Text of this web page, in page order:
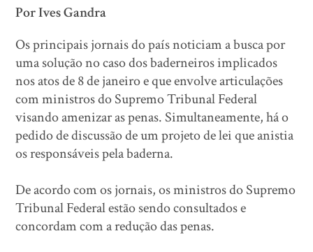
Por Ives Gandra
Os principais jornais do país noticiam a busca por
uma solução no caso dos baderneiros implicados
nos atos de 8 de janeiro e que envolve articulações
com ministros do Supremo Tribunal Federal
visando amenizar as penas. Simultaneamente, há o
pedido de discussão de um projeto de lei que anistia
os responsáveis pela baderna.
De acordo com os jornais, os ministros do Supremo
Tribunal Federal estão sendo consultados e
concordam com a redução das penas.